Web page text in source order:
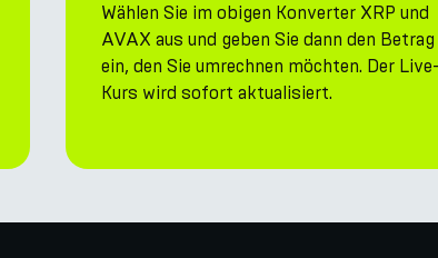
Wählen Sie im obigen Konverter XRP und
AVAX aus und geben Sie dann den Betrag
ein, den Sie umrechnen möchten. Der Live-
Kurs wird sofort aktualisiert.